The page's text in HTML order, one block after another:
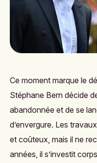
Ce moment marque le
Stéphane Bern décide
abandonnée et de se
d’envergure. Les
et coûteux, mais il ne
années, il s’investit